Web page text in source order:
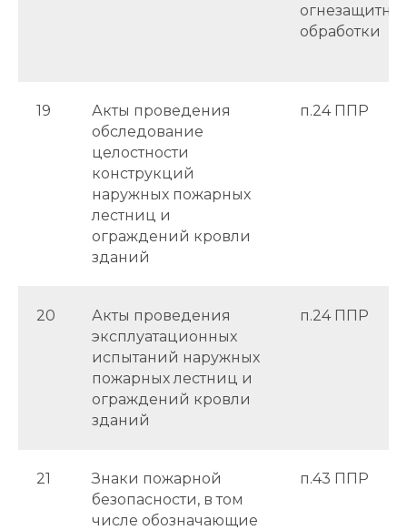
обработки
19
Акты проведения
обследование
целостности
конструкций
наружных пожарных
лестниц и
ограждений кровли
зданий
п.24 ППР
20
Акты проведения
эксплуатационных
испытаний наружных
пожарных лестниц и
ограждений кровли
зданий
п.24 ППР
21
Знаки пожарной
безопасности, в том
числе обозначающие
п.43 ППР